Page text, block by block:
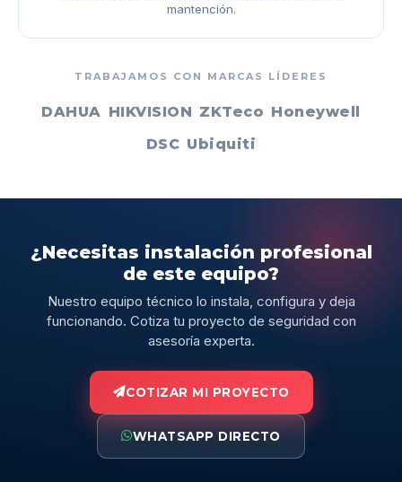
mantención.
TRABAJAMOS CON MARCAS LÍDERES
DAHUA HIKVISION ZKTeco Honeywell
DSC Ubiquiti
¿Necesitas instalación profesional
de este equipo?
Nuestro equipo técnico lo instala, configura y deja
funcionando. Cotiza tu proyecto de seguridad con
asesoría experta.
COTIZAR MI PROYECTO
WHATSAPP DIRECTO